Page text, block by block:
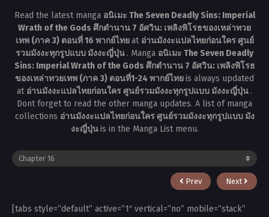
Read the latest manga อนิเมะ The Seven Deadly Sins: Imperial
Wrath of the Gods ศึกตำนาน 7 อัศวิน: เพลิงพิโรธของเหล่าทวย
เทพ (ภาค 3) ตอนที่ 16 พากย์ไทยat อ่านมังงะแปลไทยก่อนใคร ศูนย์
รวมมังงะทุกรูปแบบ มังงะญี่ปุ่น . Manga อนิเมะ The Seven Deadly
Sins: Imperial Wrath of the Gods ศึกตำนาน 7 อัศวิน: เพลิงพิโรธ
ของเหล่าทวยเทพ (ภาค 3) ตอนที่1-24 พากย์ไทยis always updated
at อ่านมังงะแปลไทยก่อนใคร ศูนย์รวมมังงะทุกรูปแบบ มังงะญี่ปุ่น .
Dont forget to read the other manga updates. A list of manga
collections อ่านมังงะแปลไทยก่อนใคร ศูนย์รวมมังงะทุกรูปแบบ มัง
งะญี่ปุ่นis in the Manga List menu.
Prev Next
[tabs style=”default” active=”1″ vertical=”no” mobile=”stack”